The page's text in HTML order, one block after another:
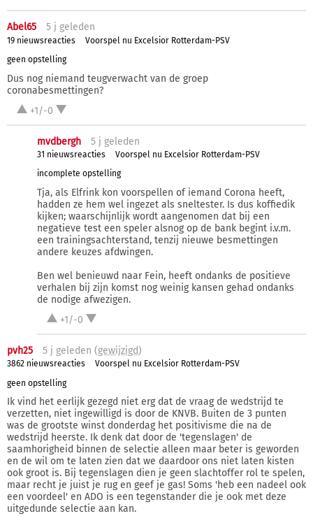
Abel65 5 j geleden
19 nieuwsreacties
Voorspel nu Excelsior Rotterdam-PSV
geen opstelling
Dus nog niemand teugverwacht van de groep
coronabesmettingen?
+1/-0
mvdbergh 5 j geleden
31 nieuwsreacties
Voorspel nu Excelsior Rotterdam-PSV
incomplete opstelling
Tja, als Elfrink kon voorspellen of iemand Corona heeft,
hadden ze hem wel ingezet als sneltester. Is dus koffiedik
kijken; waarschijnlijk wordt aangenomen dat bij een
negatieve test een speler alsnog op de bank begint i.v.m.
een trainingsachterstand, tenzij nieuwe besmettingen
andere keuzes afdwingen.
Ben wel benieuwd naar Fein, heeft ondanks de positieve
verhalen bij zijn komst nog weinig kansen gehad ondanks
de nodige afwezigen.
+1/-0
pvh25 5 j geleden (gewijzigd)
3862 nieuwsreacties
Voorspel nu Excelsior Rotterdam-PSV
geen opstelling
Ik vind het eerlijk gezegd niet erg dat de vraag de wedstrijd te
verzetten, niet ingewilligd is door de KNVB. Buiten de 3 punten
was de grootste winst donderdag het positivisme die na de
wedstrijd heerste. Ik denk dat door de 'tegenslagen' de
saamhorigheid binnen de selectie alleen maar beter is geworden
en de wil om te laten zien dat we daardoor ons niet laten kisten
ook groot is. Bij tegenslagen dien je geen slachtoffer rol te spelen,
maar recht je juist je rug en geef je gas! Soms 'heb een nadeel ook
een voordeel' en ADO is een tegenstander die je ook met deze
uitgedunde selectie aan kan.